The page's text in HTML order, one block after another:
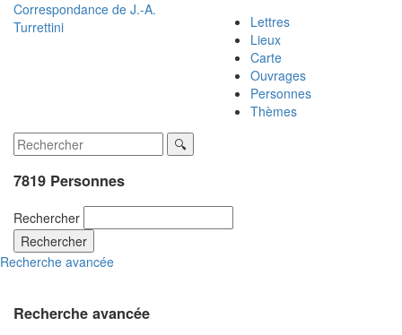
Correspondance de J.-A.
Turrettini
Lettres
Lieux
Carte
Ouvrages
Personnes
Thèmes
7819 Personnes
Rechercher
Rechercher
Recherche avancée
Recherche avancée